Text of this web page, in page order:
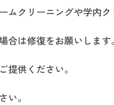
ムクリーニングや学内
は修復をお願いします
提供ください。
い。